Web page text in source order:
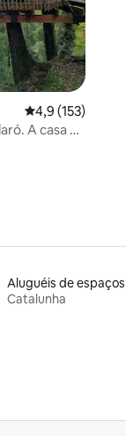
4,9 de uma
4,9 (153)
A casa da
Catalunha